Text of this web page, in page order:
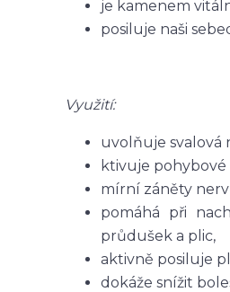
je kamenem
posiluje naši
Využití:
uvolňuje svalová
ktivuje
mírní záněty
pomáhá při
průdušek a plic,
aktivně posiluje
dokáže snížit